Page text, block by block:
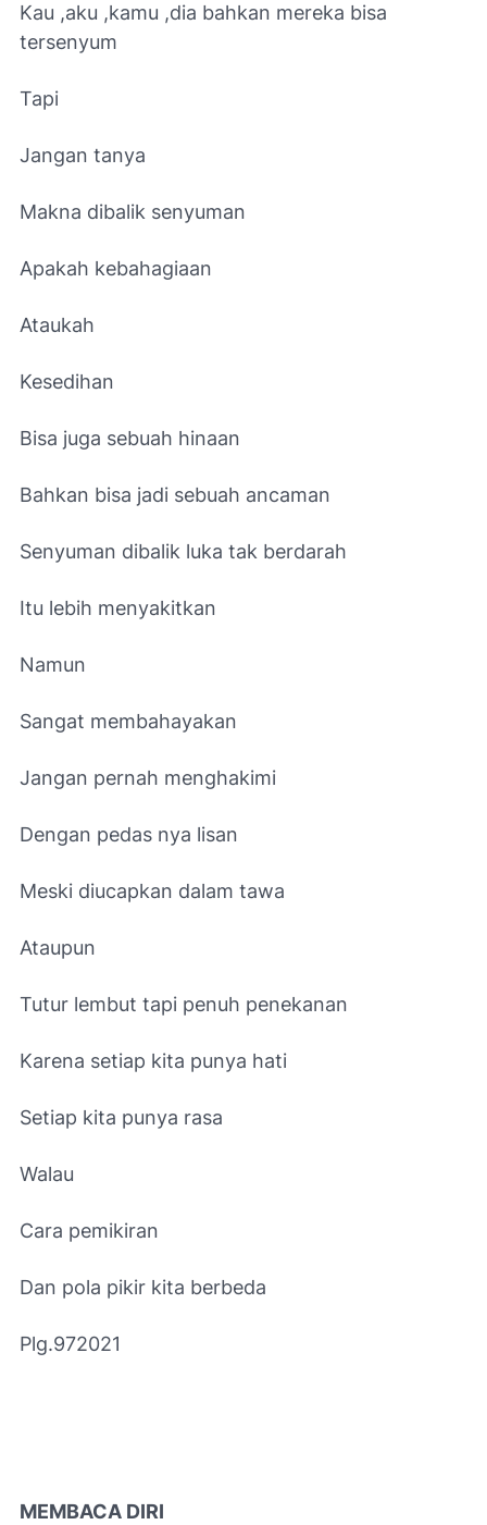
Kau ,aku ,kamu ,dia bahkan mereka bisa
tersenyum
Tapi
Jangan tanya
Makna dibalik senyuman
Apakah kebahagiaan
Ataukah
Kesedihan
Bisa juga sebuah hinaan
Bahkan bisa jadi sebuah ancaman
Senyuman dibalik luka tak berdarah
Itu lebih menyakitkan
Namun
Sangat membahayakan
Jangan pernah menghakimi
Dengan pedas nya lisan
Meski diucapkan dalam tawa
Ataupun
Tutur lembut tapi penuh penekanan
Karena setiap kita punya hati
Setiap kita punya rasa
Walau
Cara pemikiran
Dan pola pikir kita berbeda
Plg.972021
MEMBACA DIRI